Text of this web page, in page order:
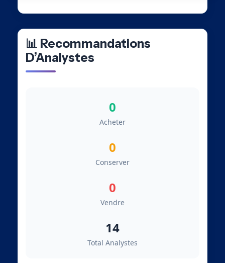
📊 Recommandations
D’Analystes
0
Acheter
0
Conserver
0
Vendre
14
Total Analystes